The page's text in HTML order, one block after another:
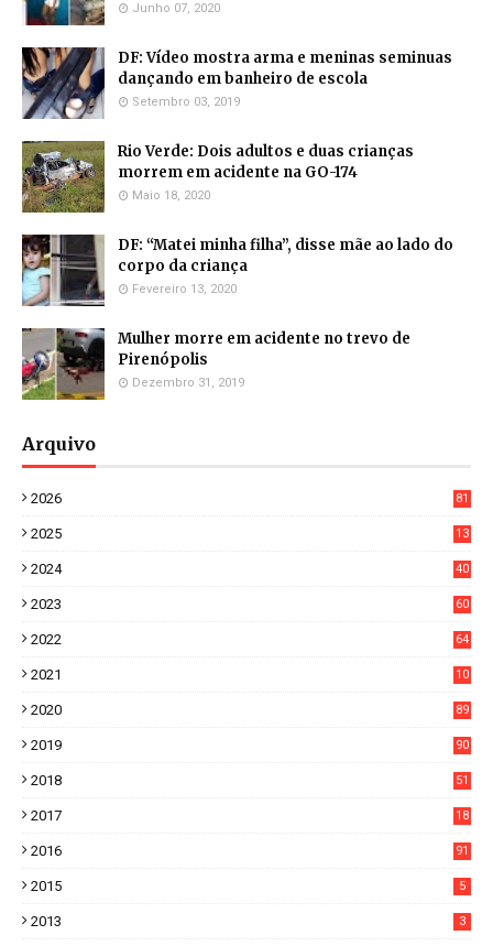
Junho 07, 2020
DF: Vídeo mostra arma e meninas seminuas
dançando em banheiro de escola
Setembro 03, 2019
Rio Verde: Dois adultos e duas crianças
morrem em acidente na GO-174
Maio 18, 2020
DF: “Matei minha filha”, disse mãe ao lado do
corpo da criança
Fevereiro 13, 2020
Mulher morre em acidente no trevo de
Pirenópolis
Dezembro 31, 2019
Arquivo
2026
81
2025
13
2024
40
2023
60
2022
64
2021
10
2020
89
2019
90
2018
51
2017
18
2016 91
2015 5
2013 3